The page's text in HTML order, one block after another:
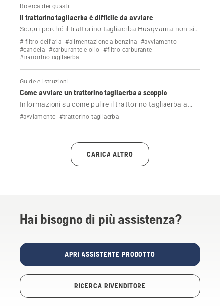
Ricerca dei guasti
Il trattorino tagliaerba è difficile da avviare
Scopri perché il trattorino tagliaerba Husqvarna non si
avvia facilmente e come risolvere il problema.
# filtro dell'aria #alimentazione a benzina
#avviamento
#candela #carburante e olio
#filtro carburante
#trattorino tagliaerba
Guide e istruzioni
Come avviare un trattorino tagliaerba a scoppio
Informazioni su come pulire il trattorino tagliaerba a
scoppio Husqvarna.
#avviamento #trattorino tagliaerba
CARICA ALTRO
Hai bisogno di più assistenza?
APRI ASSISTENTE PRODOTTO
RICERCA RIVENDITORE